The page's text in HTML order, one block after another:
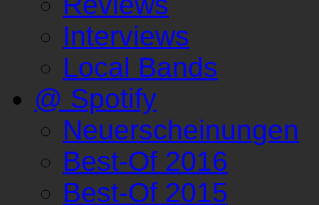
Interviews
Local Bands
@ Spotify
Neuerscheinungen
Best-Of 2016
Best-Of 2015